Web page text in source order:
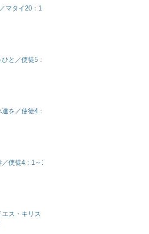
マタイ20：1～
と／使徒5：
を／使徒4：
使徒4：1～12
ス・キリスト